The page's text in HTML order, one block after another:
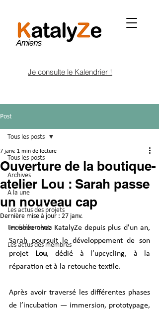
Je consulte le Kalendrier !
Post
Tous les posts
Archives
A la une
Les actus des projets
Les événements
Les actus des membres
Tous les posts
Ouverture de la boutique-
atelier Lou : Sarah passe
un nouveau cap
7 janv. 1 min de lecture
Dernière mise à jour : 27 janv.
Incubée chez KatalyZe depuis plus d'un an,
Sarah poursuit le développement de son
projet Lou, dédié à l’upcycling, à la
réparation et à la retouche textile.
Après avoir traversé les différentes phases
de l’incubation — immersion, prototypage,